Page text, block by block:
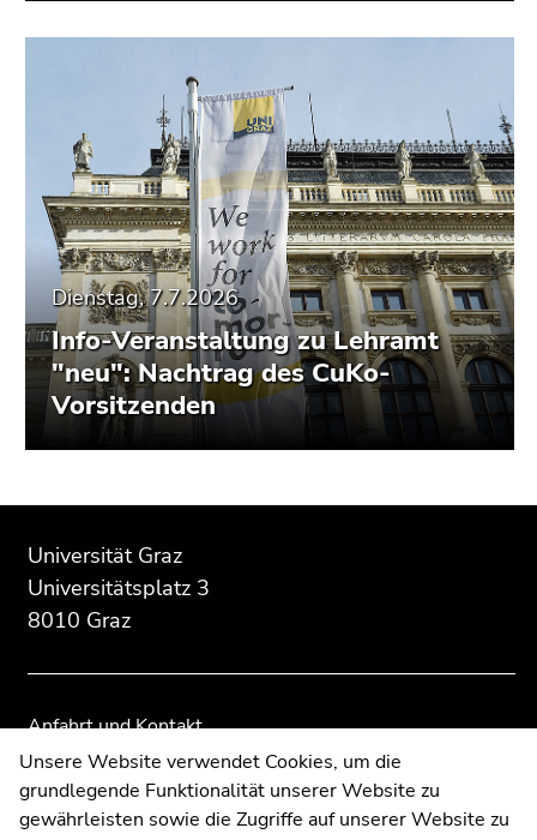
Dienstag, 7.7.2026
Info-Veranstaltung zu Lehramt
"neu": Nachtrag des CuKo-
Vorsitzenden
des
Seitenbereichs:
Zusatzinformationen:
Universität Graz
Universitätsplatz 3
8010 Graz
Anfahrt und Kontakt
Kommunikation und Öffentlichkeitsarbeit
Moodle
UNIGRAZonline
dieses
Seitenbereichs.
Übersicht
dieses
Seitenbereichs.
Übersicht
Unsere Website verwendet Cookies, um die
grundlegende Funktionalität unserer Website zu
gewährleisten sowie die Zugriffe auf unserer Website zu